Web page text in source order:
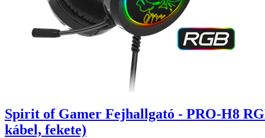
Spirit of Gamer Fejhallgató - PRO-H8
kábel, fekete)